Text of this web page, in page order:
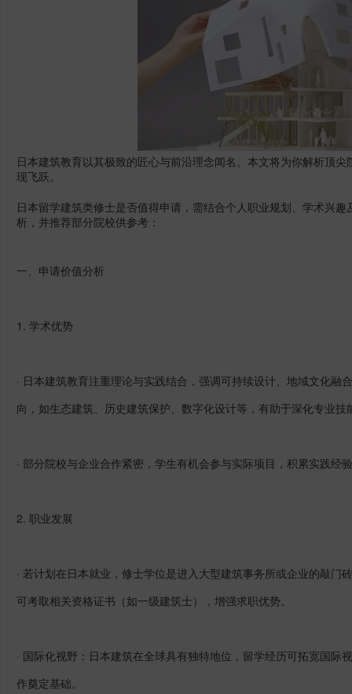
日本建筑教育以其极致的匠心与前沿理念闻名。本文将为你解析顶
现飞跃。
日本留学建筑类修士是否值得申请，需结合个人职业规划、学术兴
析，并推荐部分院校供参考：
一、申请价值分析
1. 学术优势
· 日本建筑教育注重理论与实践结合，强调可持续设计、地域文化融
向，如生态建筑、历史建筑保护、数字化设计等，有助于深化专业技
· 部分院校与企业合作紧密，学生有机会参与实际项目，积累实践经
2. 职业发展
· 若计划在日本就业，修士学位是进入大型建筑事务所或企业的敲门
可考取相关资格证书（如一级建筑士），增强求职优势。
· 国际化视野：日本建筑在全球具有独特地位，留学经历可拓宽国际
作奠定基础。